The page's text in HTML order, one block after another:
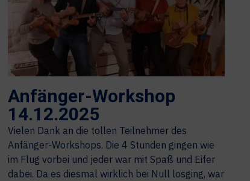
Anfänger-Workshop
14.12.2025
Vielen Dank an die tollen Teilnehmer des
Anfänger-Workshops. Die 4 Stunden gingen wie
im Flug vorbei und jeder war mit Spaß und Eifer
dabei. Da es diesmal wirklich bei Null losging, war